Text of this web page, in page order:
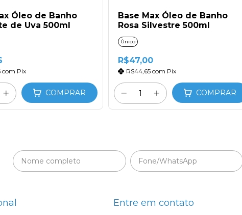
Óleo de Banho
de Uva 500ml
com Pix
COMPRAR
Base Max Óleo de Banho
Rosa Silvestre 500ml
Único
R$47,00
R$44,65 com Pix
COMPRAR
Entre em contato